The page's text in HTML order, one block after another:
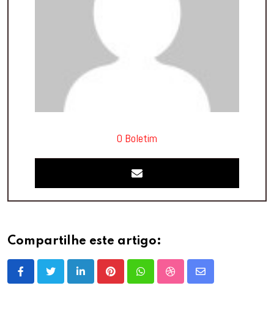
O Boletim
Compartilhe este artigo:
LinkedInPinterestWhatsappStumbleUpon
Share